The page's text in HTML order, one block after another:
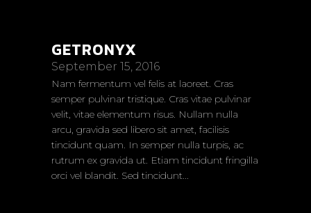
GETRONYX
September 15, 2016
Nam fermentum vel felis at laoreet. Cras
semper pulvinar tristique. Cras vitae pulvinar
velit, vitae elementum risus. Nullam nulla
arcu, gravida sed libero sit amet, facilisis
tincidunt quam. In semper nulla turpis, ac
rutrum ex gravida ut. Etiam tincidunt fringilla
orci vel blandit. Sed tincidunt...